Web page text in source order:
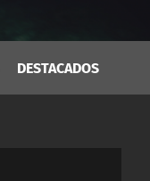
DESTACADOS